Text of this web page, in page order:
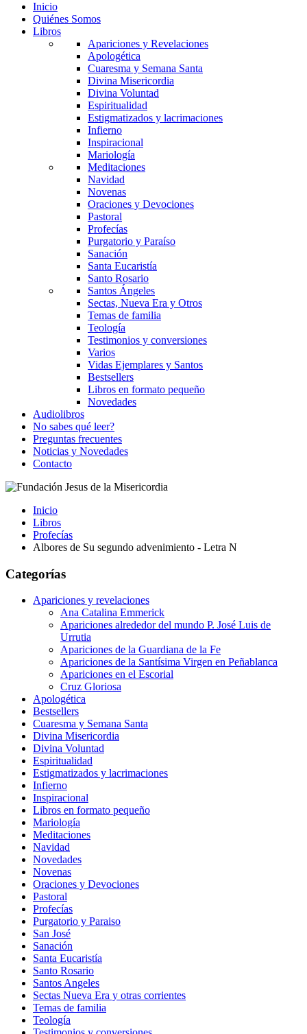
Inicio
Quiénes Somos
Libros
Apariciones y Revelaciones
Apologética
Cuaresma y Semana Santa
Divina Misericordia
Divina Voluntad
Espiritualidad
Estigmatizados y lacrimaciones
Infierno
Inspiracional
Mariología
Meditaciones
Navidad
Novenas
Oraciones y Devociones
Pastoral
Profecías
Purgatorio y Paraíso
Sanación
Santa Eucaristía
Santo Rosario
Santos Ángeles
Sectas, Nueva Era y Otros
Temas de familia
Teología
Testimonios y conversiones
Varios
Vidas Ejemplares y Santos
Bestsellers
Libros en formato pequeño
Novedades
Audiolibros
No sabes qué leer?
Preguntas frecuentes
Noticias y Novedades
Contacto
Inicio
Libros
Profecías
Albores de Su segundo advenimiento - Letra N
Categorías
Apariciones y revelaciones
Ana Catalina Emmerick
Apariciones alrededor del mundo P. José Luis de
Urrutia
Apariciones de la Guardiana de la Fe
Apariciones de la Santísima Virgen en Peñablanca
Apariciones en el Escorial
Cruz Gloriosa
Apologética
Bestsellers
Cuaresma y Semana Santa
Divina Misericordia
Divina Voluntad
Espiritualidad
Estigmatizados y lacrimaciones
Infierno
Inspiracional
Libros en formato pequeño
Mariología
Meditaciones
Navidad
Novedades
Novenas
Oraciones y Devociones
Pastoral
Profecías
Purgatorio y Paraiso
San José
Sanación
Santa Eucaristía
Santo Rosario
Santos Angeles
Sectas Nueva Era y otras corrientes
Temas de familia
Teología